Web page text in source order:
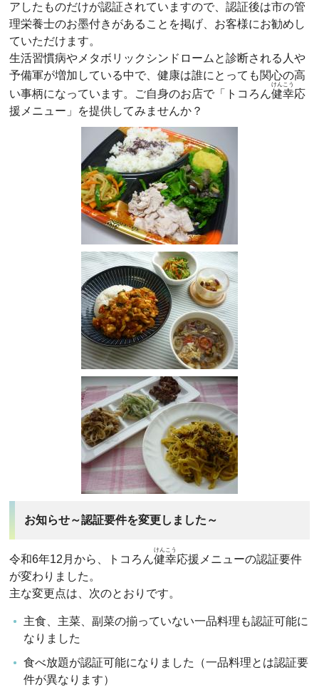
アしたものだけが認証されていますので、認証後は市の管
理栄養士のお墨付きがあることを掲げ、お客様にお勧めし
ていただけます。
生活習慣病やメタボリックシンドロームと診断される人や
予備軍が増加している中で、健康は誰にとっても関心の高
い事柄になっています。ご自身のお店で「トコろん健幸
けんこう
応
援メニュー」を提供してみませんか？
お知らせ～認証要件を変更しました～
令和6年12月から、トコろん健幸
けんこう
応援メニューの認証要件
が変わりました。
主な変更点は、次のとおりです。
主食、主菜、副菜の揃っていない一品料理も認証可能に
なりました
食べ放題が認証可能になりました（一品料理とは認証要
件が異なります）